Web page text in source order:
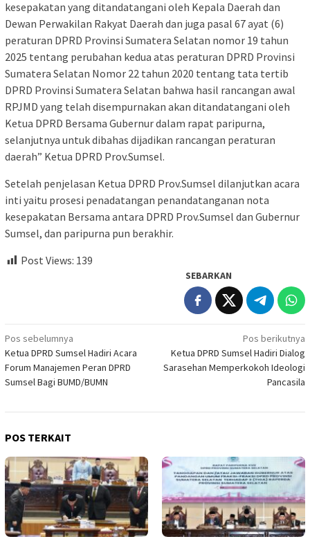
kesepakatan yang ditandatangani oleh Kepala Daerah dan
Dewan Perwakilan Rakyat Daerah dan juga pasal 67 ayat (6)
peraturan DPRD Provinsi Sumatera Selatan nomor 19 tahun
2025 tentang perubahan kedua atas peraturan DPRD Provinsi
Sumatera Selatan Nomor 22 tahun 2020 tentang tata tertib
DPRD Provinsi Sumatera Selatan bahwa hasil rancangan awal
RPJMD yang telah disempurnakan akan ditandatangani oleh
Ketua DPRD Bersama Gubernur dalam rapat paripurna,
selanjutnya untuk dibahas dijadikan rancangan peraturan
daerah” Ketua DPRD Prov.Sumsel.
Setelah penjelasan Ketua DPRD Prov.Sumsel dilanjutkan acara
inti yaitu prosesi penadatangan penandatanganan nota
kesepakatan Bersama antara DPRD Prov.Sumsel dan Gubernur
Sumsel, dan paripurna pun berakhir.
Post Views: 139
SEBARKAN
Navigasi
pos
Pos sebelumnya
Ketua DPRD Sumsel Hadiri Acara
Forum Manajemen Peran DPRD
Sumsel Bagi BUMD/BUMN
Pos berikutnya
Ketua DPRD Sumsel Hadiri Dialog
Sarasehan Memperkokoh Ideologi
Pancasila
POS TERKAIT